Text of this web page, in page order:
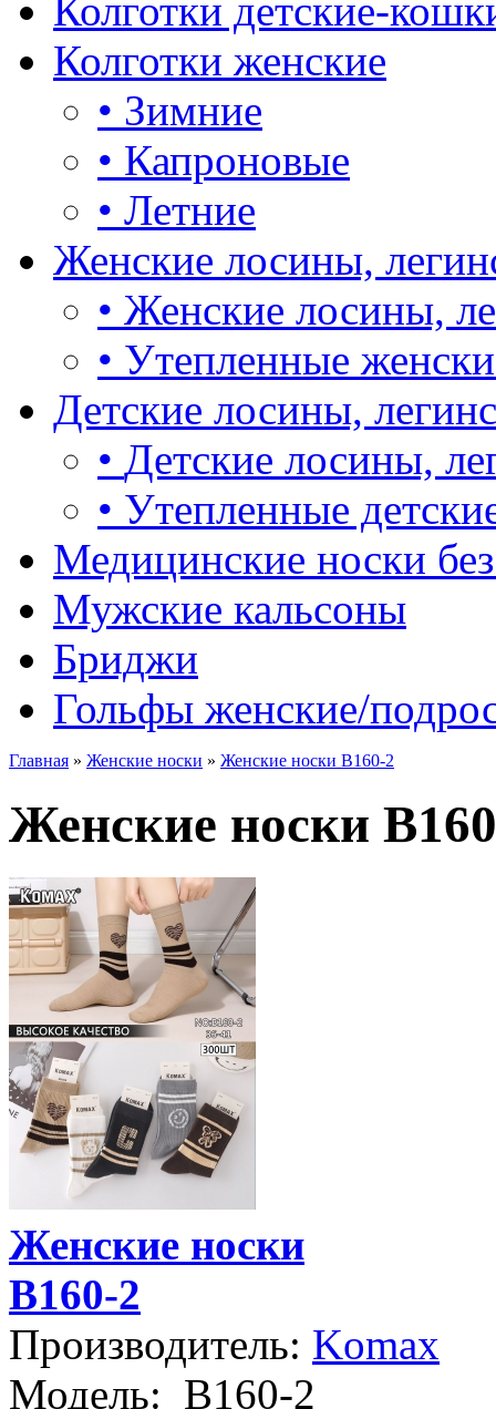
Колготки детские-
Колготки женские
• Зимние
• Капроновые
• Летние
Женские лосины,
• Женские лосины,
• Утепленные
Детские лосины,
• Детские лосины,
• Утепленные
Медицинские носки
Мужские кальсоны
Бриджи
Гольфы женские/
Главная » Женские носки » Женские носки B160-2
Женские носки
Женские носки
B160-2
Производитель: Komax
Модель: B160-2